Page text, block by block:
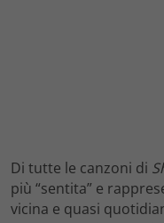
Di tutte le canzoni di
più “sentita” e
vicina e quasi